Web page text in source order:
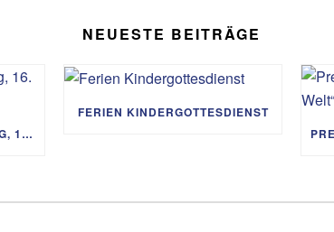
NEUESTE BEITRÄGE
SOMMERKINO AM SONNTAG, 16. AUGUST
FERIEN KINDERGOTTESDIENST